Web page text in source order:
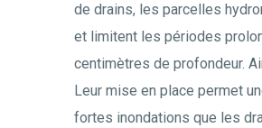
de drains, les parcelles
et limitent les périodes
centimètres de profondeur.
Leur mise en place permet
fortes inondations que les